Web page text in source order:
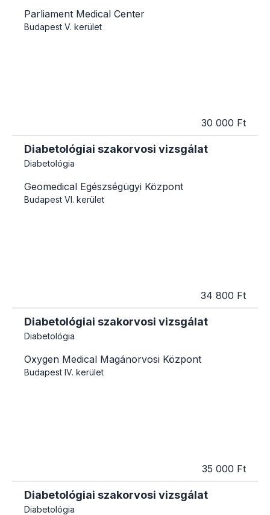
Parliament Medical Center
Budapest V. kerület
30 000 Ft
Diabetológiai szakorvosi vizsgálat
Diabetológia
Geomedical Egészségügyi Központ
Budapest VI. kerület
34 800 Ft
Diabetológiai szakorvosi vizsgálat
Diabetológia
Oxygen Medical Magánorvosi Központ
Budapest IV. kerület
35 000 Ft
Diabetológiai szakorvosi vizsgálat
Diabetológia